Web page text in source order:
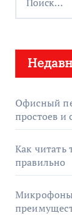
:
Офисный
простоев и
Как читать
правильно
Микрофоны